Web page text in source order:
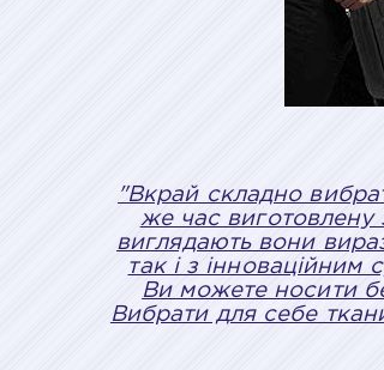
"Вкрай складно
же час виготовлену
виглядають вони
так і з інноваційним
Ви можете носити
Вибрати для себе